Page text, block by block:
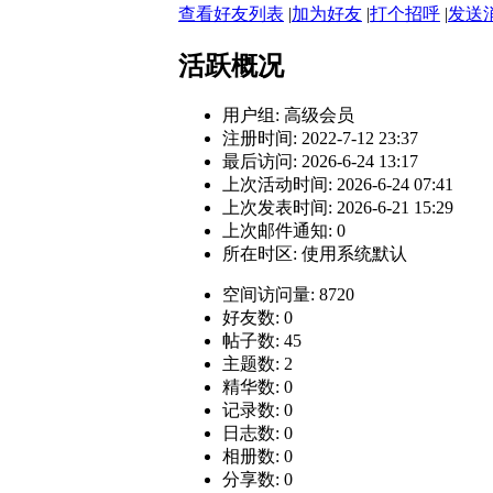
查看好友列表 |加为好友 |打个招呼 |发送
活跃概况
用户组: 高级会员
注册时间: 2022-7-12 23:37
最后访问: 2026-6-24 13:17
上次活动时间: 2026-6-24 07:41
上次发表时间: 2026-6-21 15:29
上次邮件通知: 0
所在时区: 使用系统默认
空间访问量: 8720
好友数: 0
帖子数: 45
主题数: 2
精华数: 0
记录数: 0
日志数: 0
相册数: 0
分享数: 0